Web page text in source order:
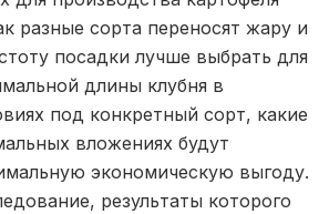
разные сорта переносят жару и
посадки лучше выбрать для
длины клубня в
под конкретный сорт, какие
вложениях будут
экономическую выгоду.
результаты которого